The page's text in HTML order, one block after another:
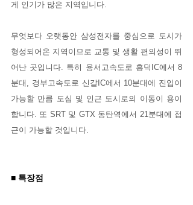
게 인기가 많은 지역입니다.
무엇보다 오랫동안 삼성전자를 중심으로 도시가
형성되어온 지역이므로 교통 및 생활 편의성이 뛰
어난 곳입니다. 특히 용서고속도로 흥덕IC에서 8
분대, 경부고속도로 신갈IC에서 10분대에 진입이
가능할 만큼 도심 및 인근 도시로의 이동이 용이
합니다. 또 SRT 및 GTX 동탄역에서 21분대에 접
근이 가능할 것입니다.
■ 특장점